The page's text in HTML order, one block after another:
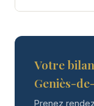
Votre
Geniès-
Prenez